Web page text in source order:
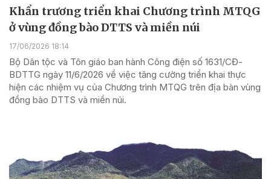
Khẩn trương triển khai Chương trình MTQG
ở vùng đồng bào DTTS và miền núi
17/06/2026 18:14
Bộ Dân tộc và Tôn giáo ban hành Công điện số 1631/CĐ-
BDTTG ngày 11/6/2026 về việc tăng cường triển khai thực
hiện các nhiệm vụ của Chương trình MTQG trên địa bàn vùng
đồng bào DTTS và miền núi.